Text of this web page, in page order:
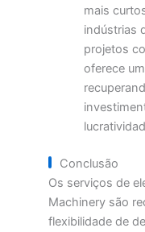
mais
indústrias
projetos
oferece
Conclusão
Os serviços de
Machinery são
flexibilidade de